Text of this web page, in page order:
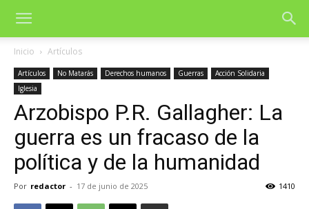
Inicio Artículos
Artículos No Matarás Derechos humanos Guerras
Acción Solidaria
Iglesia
Arzobispo P.R. Gallagher: La
guerra es un fracaso de la
política y de la humanidad
Por redactor - 17 de junio de 2025 1410